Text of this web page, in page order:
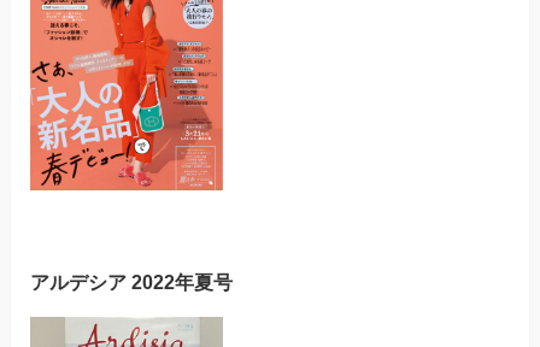
アルデシア 2022年夏号